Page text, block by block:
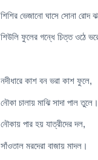
শিশির ভেজানো ঘাসে সোনা রোদ
শিউলি ফুলের গন্ধে চিত্ত ওঠে
নদীধারে কাশ বন ভরা কাশ ফুলে,
নৌকা চালায় মাঝি সাদা পাল তুলে।
নৌকায় পার হয় যাত্রীদের দল,
সাঁওতাল মরদেরা বাজায় মাদল।